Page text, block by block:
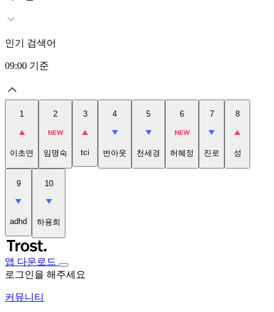
인기 검색어
09:00 기준
1
이초연
2
임명숙
3
tci
4
번아웃
5
천세경
6
허혜정
7
진로
8
성
9
adhd
10
하용희
앱 다운로드
로그인을 해주세요
커뮤니티